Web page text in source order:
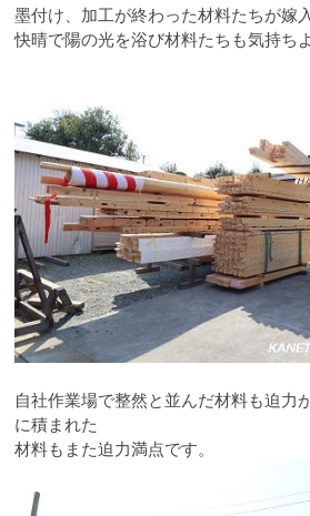
墨付け、加工が終わった材料たちが嫁
快晴で陽の光を浴び材料たちも気持ち
自社作業場で整然と並んだ材料も迫力
に積まれた
材料もまた迫力満点です。